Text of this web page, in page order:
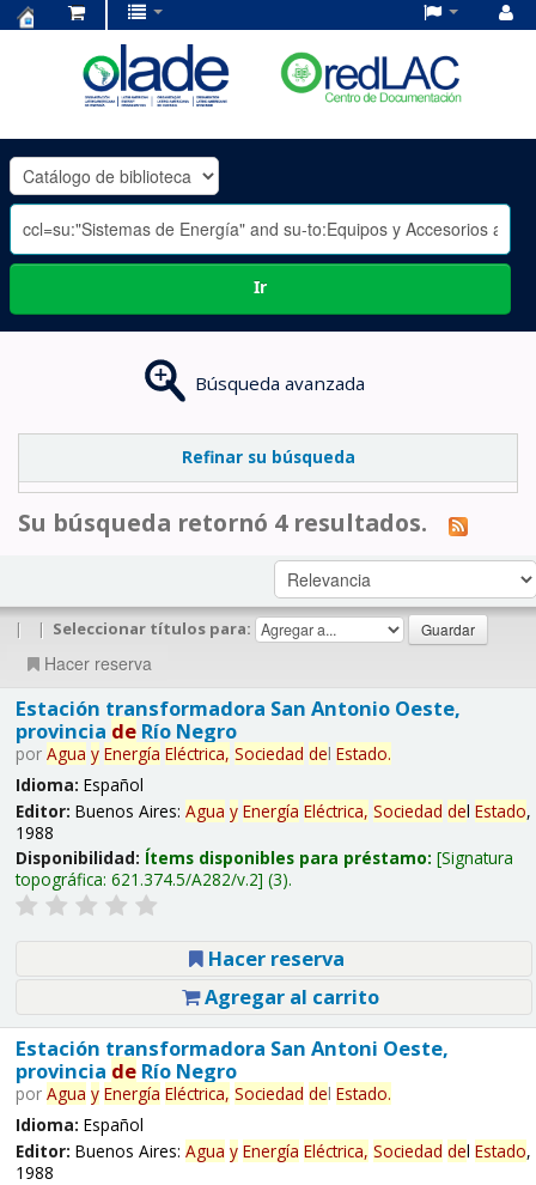
OLADE
-
Ir
Búsqueda avanzada
Refinar su búsqueda
Su búsqueda retornó 4 resultados.
| | Seleccionar títulos para:
Hacer reserva
Estación transformadora San Antonio Oeste,
provincia deRío Negro
por Agua y Energía Eléctrica, Sociedad del Estado.
Idioma: Español
Editor: Buenos Aires: Agua y Energía Eléctrica, Sociedad del Estado,
1988
Disponibilidad: Ítems disponibles para préstamo: Signatura
topográfica: 621.374.5/A282/v.2 (3).
Hacer reserva
Agregar al carrito
Estación transformadora San Antoni Oeste,
provincia deRío Negro
por Agua y Energía Eléctrica, Sociedad del Estado.
Idioma: Español
Editor: Buenos Aires: Agua y Energía Eléctrica, Sociedad del Estado,
1988